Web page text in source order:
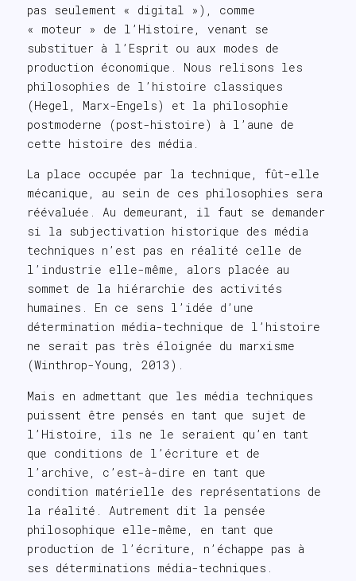
pas seulement « digital »), comme
« moteur » de l’Histoire, venant se
substituer à l’Esprit ou aux modes de
production économique. Nous relisons les
philosophies de l’histoire classiques
(Hegel, Marx-Engels) et la philosophie
postmoderne (post-histoire) à l’aune de
cette histoire des média.
La place occupée par la technique, fût-elle
mécanique, au sein de ces philosophies sera
réévaluée. Au demeurant, il faut se demander
si la subjectivation historique des média
techniques n’est pas en réalité celle de
l’industrie elle-même, alors placée au
sommet de la hiérarchie des activités
humaines. En ce sens l’idée d’une
détermination média-technique de l’histoire
ne serait pas très éloignée du marxisme
(Winthrop-Young, 2013).
Mais en admettant que les média techniques
puissent être pensés en tant que sujet de
l’Histoire, ils ne le seraient qu’en tant
que conditions de l’écriture et de
l’archive, c’est-à-dire en tant que
condition matérielle des représentations de
la réalité. Autrement dit la pensée
philosophique elle-même, en tant que
production de l’écriture, n’échappe pas à
ses déterminations média-techniques.